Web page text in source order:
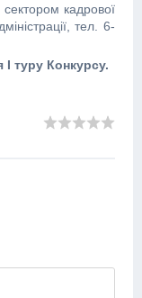
кадрової
тел. 6-
І туру Конкурсу.